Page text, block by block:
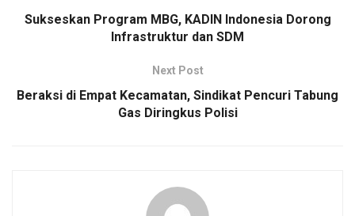
k
p
Sukseskan Program MBG, KADIN Indonesia Dorong
Infrastruktur dan SDM
Next Post
Beraksi di Empat Kecamatan, Sindikat Pencuri Tabung
Gas Diringkus Polisi